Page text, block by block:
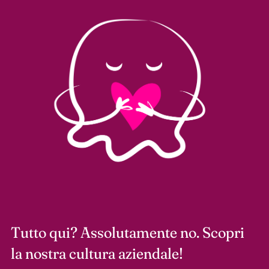
Tutto qui? Assolutamente no. Scopri
la nostra cultura aziendale!